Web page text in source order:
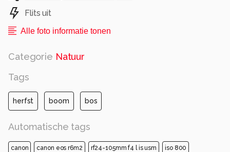
Flits uit
Alle foto informatie tonen
Categorie Natuur
Tags
herfst boom bos
Automatische tags
canon canon eos r6m2 rf24-105mm f4 l is usm iso 800